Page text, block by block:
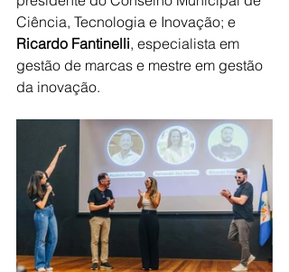
Ciência, Tecnologia e Inovação; e
Ricardo Fantinelli, especialista em
gestão de marcas e mestre em gestão
da inovação.